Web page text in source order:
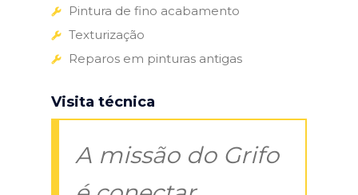
Pintura de fino acabamento
Texturização
Reparos em pinturas antigas
Visita técnica
A missão do Grifo